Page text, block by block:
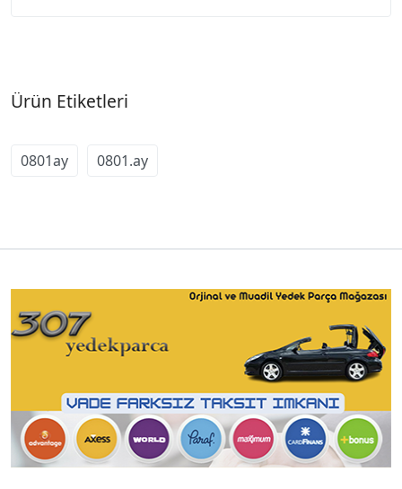
Ürün Etiketleri
0801ay 0801.ay